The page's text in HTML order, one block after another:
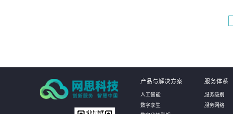
产品与解决方案
人工智能
数字孪生
服务体系
服务级别
服务网络